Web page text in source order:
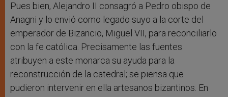
Pues bien, Alejandro II consagró a Pedro obispo de
Anagni y lo envió como legado suyo a la corte del
emperador de Bizancio, Miguel VII, para reconciliarlo
con la fe católica. Precisamente las fuentes
atribuyen a este monarca su ayuda para la
reconstrucción de la catedral; se piensa que
pudieron intervenir en ella artesanos bizantinos. En